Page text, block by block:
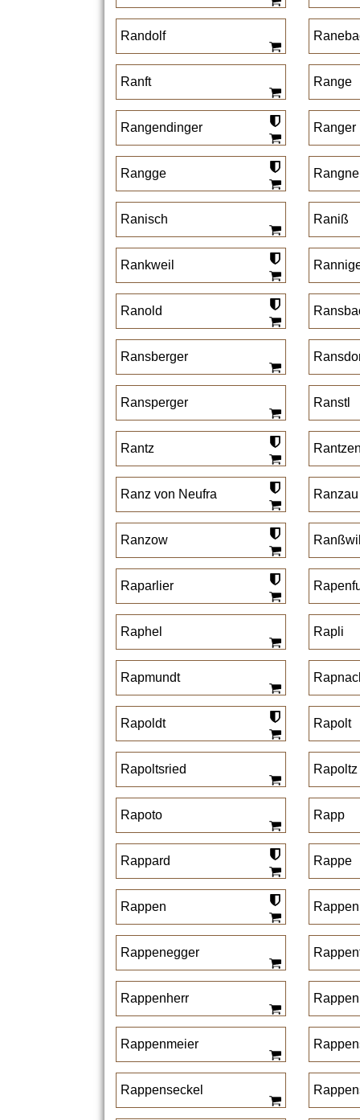
Randolf
Ranft Range
Rangendinger Ranger
Rangge
Ranisch Raniß
Rankweil
Ranold
Ransberger
Ransperger Ranstl
Rantz
Ranz von Neufra Ranzau
Ranzow
Raparlier
Raphel Rapli
Rapmundt
Rapoldt Rapolt
Rapoltsried Rapoltz
Rapoto Rapp
Rappard Rappe
Rappen
Rappenegger
Rappenherr
Rappenmeier
Rappenseckel